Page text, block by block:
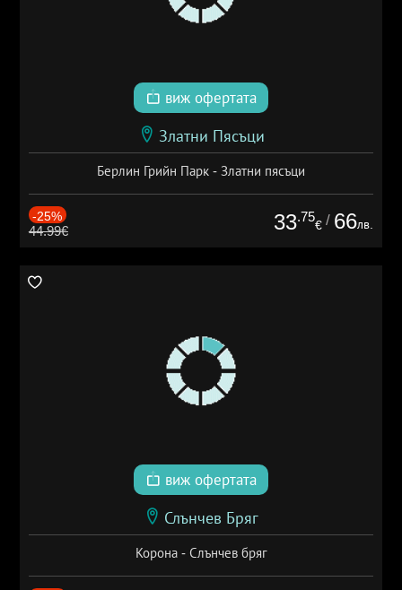
виж офертата
Златни Пясъци
Берлин Грийн Парк - Златни пясъци
-25%
44.99€ 33.75
€ / 66лв.
виж офертата
Слънчев Бряг
Корона - Слънчев бряг